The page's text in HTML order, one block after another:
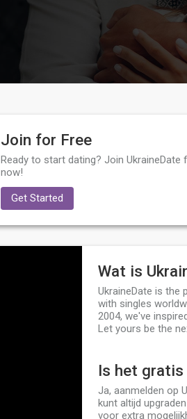
Join for Free
Ready to start dating? Join UkraineDate
now!
Get Started
Wat is
UkraineDate is the
with singles
2004, we've
Let yours be the
Is het gratis
Ja, aanmelden op
kunt altijd
voor extra